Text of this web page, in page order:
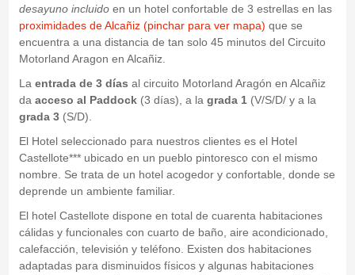
desayuno incluidoen un hotel confortable de 3 estrellas en las
proximidades de Alcañiz (pinchar para ver mapa) que se
encuentra a una distancia de tan solo 45 minutos del Circuito
Motorland Aragon en Alcañiz.
La entrada de 3 días al circuito Motorland Aragón en Alcañiz
da acceso al Paddock(3 días), a la grada 1(V/S/D/ y a la
grada 3(S/D).
El Hotel seleccionado para nuestros clientes es el Hotel
Castellote*** ubicado en un pueblo pintoresco con el mismo
nombre. Se trata de un hotel acogedor y confortable, donde se
deprende un ambiente familiar.
El hotel Castellote dispone en total de cuarenta habitaciones
cálidas y funcionales con cuarto de baño, aire acondicionado,
calefacción, televisión y teléfono. Existen dos habitaciones
adaptadas para disminuidos físicos y algunas habitaciones